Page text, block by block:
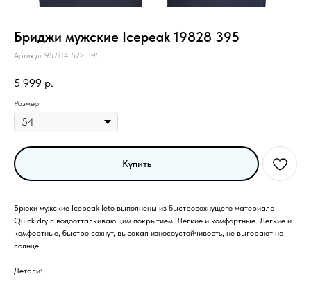
Бриджи мужские Icepeak 19828 395
Артикул: 957114 522 395
5 999 р.
Размер
Купить
Брюки мужские Icepeak leto выполнены из быстросохнущего материала
Quick dry с водоотталкивающим покрытием. Легкие и комфортные. Легкие и
комфортные, быстро сохнут, высокая износоустойчивость, не выгорают на
солнце.
Детали: